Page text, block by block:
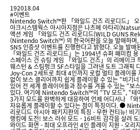
192018.04
#이벤트
Nintendo Switch™판 「와일드 건즈 리로디드」 오
아크시스템웍스 아시아지점은 나츠메 아타리
액션 게임 「와일드 건즈 리로디드(WILD GUNS
(Nintendo Switch™) 의 한국어판을 오늘 발매하며,
SNS 인증샷 이벤트를 진행한다고 밝혔다. 오늘 발
「와일드 건즈 리로디드」는 1994년 슈퍼 패미컴
스페이스 건 슈팅 게임 「와일드 건즈」의 리메이크
웨스턴 & 스팀펑크 SF스타일을 그려낸 도트 그래픽
Joy-Con 2세트로 최대 4인까지 로컬 멀티 플레이를
없이 보스 클리어까지 쉽게 플레이할 수 있는 “비기
있어 전 세계 플레이어들과 점수를 겨룰 수 있는 “보
있다. 여기에 Nintendo Switch™의 “TV 모드”, “테
3가지 모드를 완벽하게 대응하여 언제 어디서나 「
자유롭게 플레이할 수 있다는 점이 특징이다. ●
리로디드 아시아 패키지판의 특징 - 무한 컨티뉴! 비
랭킹에 도전! 보스 러쉬 모드 - 16비트 감각을 살려
와이드 화면 - 최대 오프라인 4인 플레이 지원 - 오리